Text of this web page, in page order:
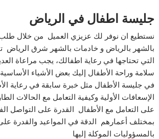
جليسة اطفال في الرياض
نستطيع ان نوفر لك عزيزي العميل من خلال
بالشهر بالرياض و خادمات بالشهر شرق الرياض
التي تحتاجها في رعاية اطفالك، يجب مراعاة
سلامة وراحة الأطفال إليك بعض الأشياء
في جليسة الأطفال مثل خبرة سابقة في رعاية
الإسعافات الأولية وكيفية التعامل مع الحالات
على التعامل مع الأطفال القدرة على التواصل
بمختلف أعمارهم الدقة في المواعيد والقدرة على
بالمسؤوليات الموكلة إليها